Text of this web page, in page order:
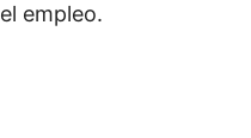
el empleo.